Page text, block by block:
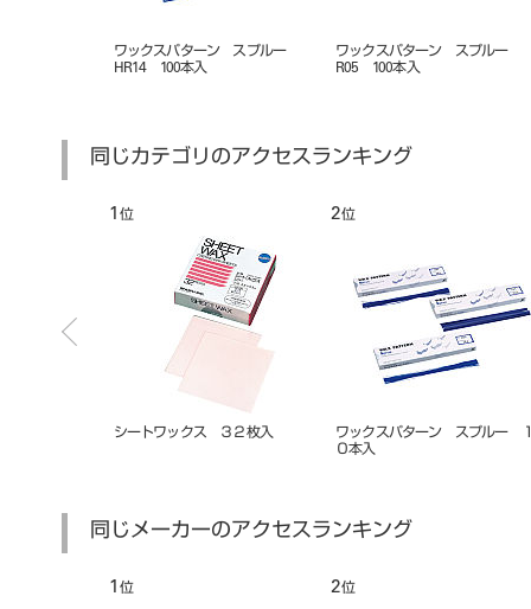
ワックスパターン スプルー
HR19 100本入
ワックスパターン スプルー
HR28 100本入
同じカテゴリのアクセスランキング
7 位
松風キィワックス 丸 ＃6
8位
プラスチックパターン
同じメーカーのアクセスランキング
7 位 8位